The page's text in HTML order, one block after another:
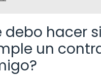
debo hacer
un